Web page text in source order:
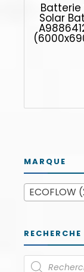
Solar
MARQUE
ECOFLOW